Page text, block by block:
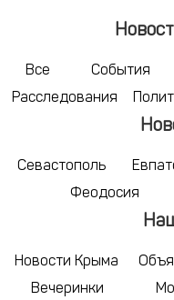
Все События
Расследования
Севастополь
Феодосия
Новости Крыма
Вечеринки